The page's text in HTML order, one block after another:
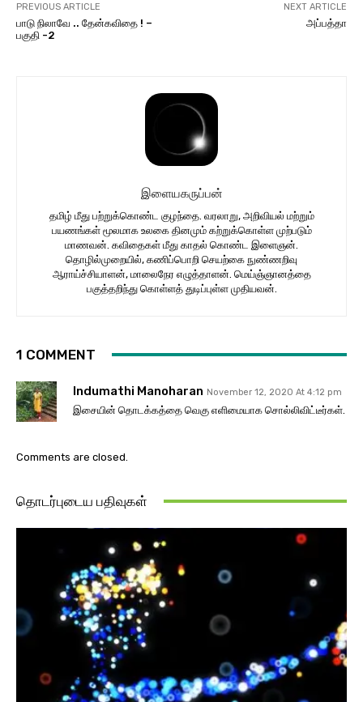
PREVIOUS ARTICLE
பாடு நிலாவே .. தேன்கவிதை ! –
பகுதி -2
NEXT ARTICLE
அப்பத்தா
இளையகருப்பன்
தமிழ் மீது பற்றுக்கொண்ட குழந்தை. வரலாறு, அறிவியல் மற்றும்
பயணங்கள் மூலமாக உலகை தினமும் கற்றுக்கொள்ள முற்படும்
மாணவன். கவிதைகள் மீது காதல் கொண்ட இளைஞன்.
தொழில்முறையில், கணிப்பொறி செயற்கை நுண்ணறிவு
ஆராய்ச்சியாளன், மாலைநேர எழுத்தாளன். மெய்ஞ்ஞானத்தை
பகுத்தறிந்து கொள்ளத் துடிப்புள்ள முதியவன்.
1 COMMENT
Indumathi Manoharan November 12, 2020 At 4:12 pm
இசையின் தொடக்கத்தை வெகு எளிமையாக சொல்லிவிட்டீர்கள்.
Comments are closed.
தொடர்புடைய பதிவுகள்